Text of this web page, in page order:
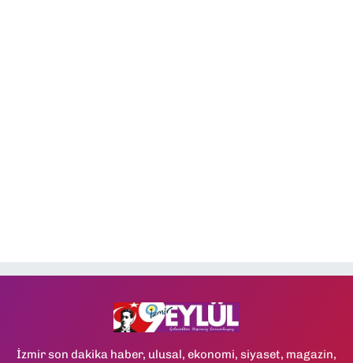
İzmir son dakika haber, ulusal, ekonomi, siyaset, magazin,